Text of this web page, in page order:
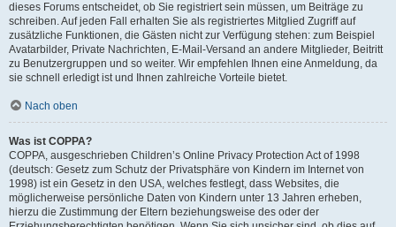
dieses Forums entscheidet, ob Sie registriert sein müssen, um Beiträge zu
schreiben. Auf jeden Fall erhalten Sie als registriertes Mitglied Zugriff auf
zusätzliche Funktionen, die Gästen nicht zur Verfügung stehen: zum Beispiel
Avatarbilder, Private Nachrichten, E-Mail-Versand an andere Mitglieder, Beitritt
zu Benutzergruppen und so weiter. Wir empfehlen Ihnen eine Anmeldung, da
sie schnell erledigt ist und Ihnen zahlreiche Vorteile bietet.
Nach oben
Was ist COPPA?
COPPA, ausgeschrieben Children’s Online Privacy Protection Act of 1998
(deutsch: Gesetz zum Schutz der Privatsphäre von Kindern im Internet von
1998) ist ein Gesetz in den USA, welches festlegt, dass Websites, die
möglicherweise persönliche Daten von Kindern unter 13 Jahren erheben,
hierzu die Zustimmung der Eltern beziehungsweise des oder der